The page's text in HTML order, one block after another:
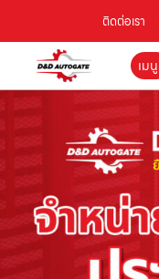
ติดต่อเรา
เมนู